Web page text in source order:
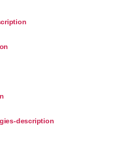
description